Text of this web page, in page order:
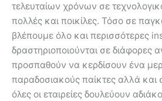
τελευταίων χρόνων σε
πολλές και ποικίλες. Τόσο σε
βλέπουμε όλο και περισσότερες
δραστηριοποιούνται σε διάφορες
προσπαθούν να κερδίσουν ένα
παραδοσιακούς παίκτες αλλά
όλες οι εταιρείες δουλεύουν